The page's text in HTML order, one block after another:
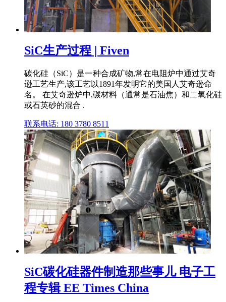
SiC生产过程 | Fiven
碳化硅（SiC）是一种合成矿物,常在电阻炉中通过艾奇
逊工艺生产,该工艺以1891年发明它的美国人艾奇逊命
名。 在艾奇逊炉中,碳材料（通常是石油焦）和二氧化硅
或石英砂的混合 .
联系电话: 180 3780 8511
SiC碳化硅器件制造那些事儿 电子工
程专辑 EE Times China